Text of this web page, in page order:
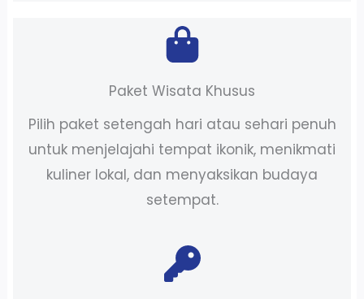
Paket Wisata Khusus
Pilih paket setengah hari atau sehari penuh
untuk menjelajahi tempat ikonik, menikmati
kuliner lokal, dan menyaksikan budaya
setempat.